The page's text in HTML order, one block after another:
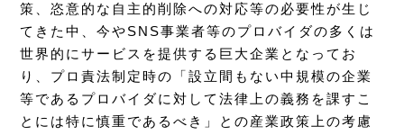
策、恣意的な自主的削除への対応等の必要性が生じ
てきた中、今やSNS事業者等のプロバイダの多くは
世界的にサービスを提供する巨大企業となってお
り、プロ責法制定時の「設立間もない中規模の企業
等であるプロバイダに対して法律上の義務を課すこ
とには特に慎重であるべき」との産業政策上の考慮